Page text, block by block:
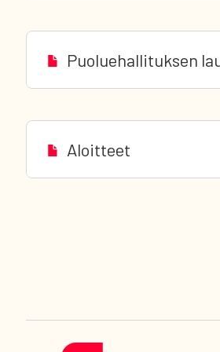
Puoluehallituksen
Aloitteet